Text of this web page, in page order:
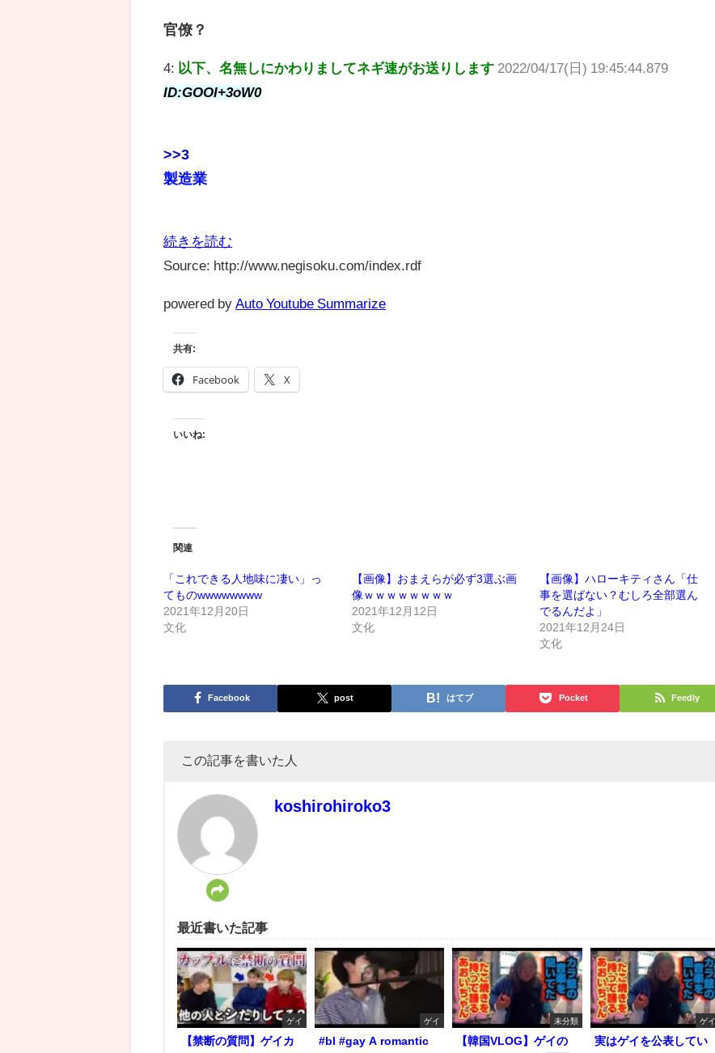
官僚？
4: 以下、名無しにかわりましてネギ速がお送りします 2022/04/17(日) 19:45:44.879
ID:GOOI+3oW0
>>3
製造業
続きを読む
Source: http://www.negisoku.com/index.rdf
powered by Auto Youtube Summarize
共有:
Facebook X
いいね:
関連
「これできる人地味に凄い」っ
てものwwwwwwww
2021年12月20日
文化
【画像】おまえらが必ず3選ぶ画
像ｗｗｗｗｗｗｗｗ
2021年12月12日
文化
【画像】ハローキティさん「仕
事を選ばない？むしろ全部選ん
でるんだよ」
2021年12月24日
文化
Facebook post はてブ Pocket Feedly
この記事を書いた人
koshirohiroko3
最近書いた記事
ゲイ
【禁断の質問】ゲイカ
ゲイ
#bl #gay A romantic
未分類
【韓国VLOG】ゲイの
ゲイ
実はゲイを公表してい